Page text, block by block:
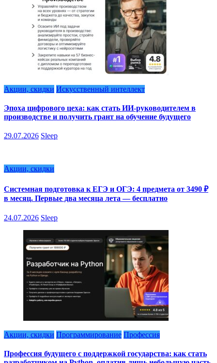
Акции, скидки Искусственный интеллект
Эпоха цифрового цеха: как стать ИИ-руководителем в
производстве и получить грант на обучение будущего
29.07.2026 Sleep
Акции, скидки
Системная подготовка к ЕГЭ и ОГЭ: 4 предмета от 3490 ₽
в месяц. Первые два месяца лета — бесплатно
24.07.2026 Sleep
Акции, скидки Программирование Профессия
Профессия будущего с поддержкой государства: как стать